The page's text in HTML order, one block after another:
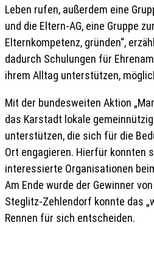
Leben rufen, außerdem eine
und die Eltern-AG, eine Gruppe
Elternkompetenz, gründen“,
dadurch Schulungen für
ihrem Alltag unterstützen,
Mit der bundesweiten Aktion
das Karstadt lokale
unterstützen, die sich für die
Ort engagieren. Hierfür konnten
interessierte Organisationen
Am Ende wurde der Gewinner
Steglitz-Zehlendorf konnte das
Rennen für sich entscheiden.